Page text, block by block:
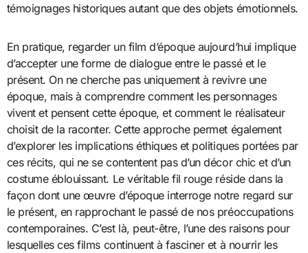
témoignages historiques autant que des objets émotionnels.
En pratique, regarder un film d’époque aujourd’hui implique
d’accepter une forme de dialogue entre le passé et le
présent. On ne cherche pas uniquement à revivre une
époque, mais à comprendre comment les personnages
vivent et pensent cette époque, et comment le réalisateur
choisit de la raconter. Cette approche permet également
d’explorer les implications éthiques et politiques portées par
ces récits, qui ne se contentent pas d’un décor chic et d’un
costume éblouissant. Le véritable fil rouge réside dans la
façon dont une œuvre d’époque interroge notre regard sur
le présent, en rapprochant le passé de nos préoccupations
contemporaines. C’est là, peut-être, l’une des raisons pour
lesquelles ces films continuent à fasciner et à nourrir les